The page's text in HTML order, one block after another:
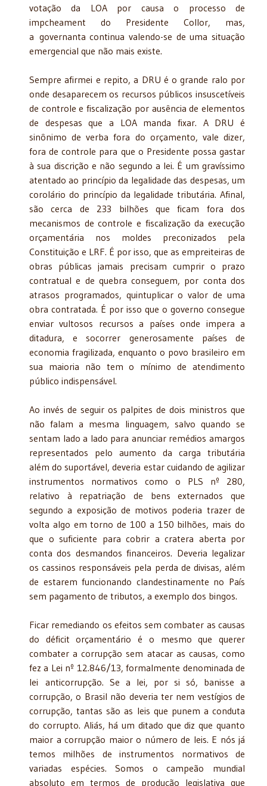
votação da LOA por causa o processo de
impcheament do Presidente Collor, mas,
a governanta continua valendo-se de uma situação
emergencial que não mais existe.
Sempre afirmei e repito, a DRU é o grande ralo por
onde desaparecem os recursos públicos insuscetíveis
de controle e fiscalização por ausência de elementos
de despesas que a LOA manda fixar. A DRU é
sinônimo de verba fora do orçamento, vale dizer,
fora de controle para que o Presidente possa gastar
à sua discrição e não segundo a lei. É um gravíssimo
atentado ao princípio da legalidade das despesas, um
corolário do princípio da legalidade tributária. Afinal,
são cerca de 233 bilhões que ficam fora dos
mecanismos de controle e fiscalização da execução
orçamentária nos moldes preconizados pela
Constituição e LRF. É por isso, que as empreiteiras de
obras públicas jamais precisam cumprir o prazo
contratual e de quebra conseguem, por conta dos
atrasos programados, quintuplicar o valor de uma
obra contratada. É por isso que o governo consegue
enviar vultosos recursos a países onde impera a
ditadura, e socorrer generosamente países de
economia fragilizada, enquanto o povo brasileiro em
sua maioria não tem o mínimo de atendimento
público indispensável.
Ao invés de seguir os palpites de dois ministros que
não falam a mesma linguagem, salvo quando se
sentam lado a lado para anunciar remédios amargos
representados pelo aumento da carga tributária
além do suportável, deveria estar cuidando de agilizar
instrumentos normativos como o PLS nº 280,
relativo à repatriação de bens externados que
segundo a exposição de motivos poderia trazer de
volta algo em torno de 100 a 150 bilhões, mais do
que o suficiente para cobrir a cratera aberta por
conta dos desmandos financeiros. Deveria legalizar
os cassinos responsáveis pela perda de divisas, além
de estarem funcionando clandestinamente no País
sem pagamento de tributos, a exemplo dos bingos.
Ficar remediando os efeitos sem combater as causas
do déficit orçamentário é o mesmo que querer
combater a corrupção sem atacar as causas, como
fez a Lei nº 12.846/13, formalmente denominada de
lei anticorrupção. Se a lei, por si só, banisse a
corrupção, o Brasil não deveria ter nem vestígios de
corrupção, tantas são as leis que punem a conduta
do corrupto. Aliás, há um ditado que diz que quanto
maior a corrupção maior o número de leis. E nós já
temos milhões de instrumentos normativos de
variadas espécies. Somos o campeão mundial
absoluto em termos de produção legislativa que